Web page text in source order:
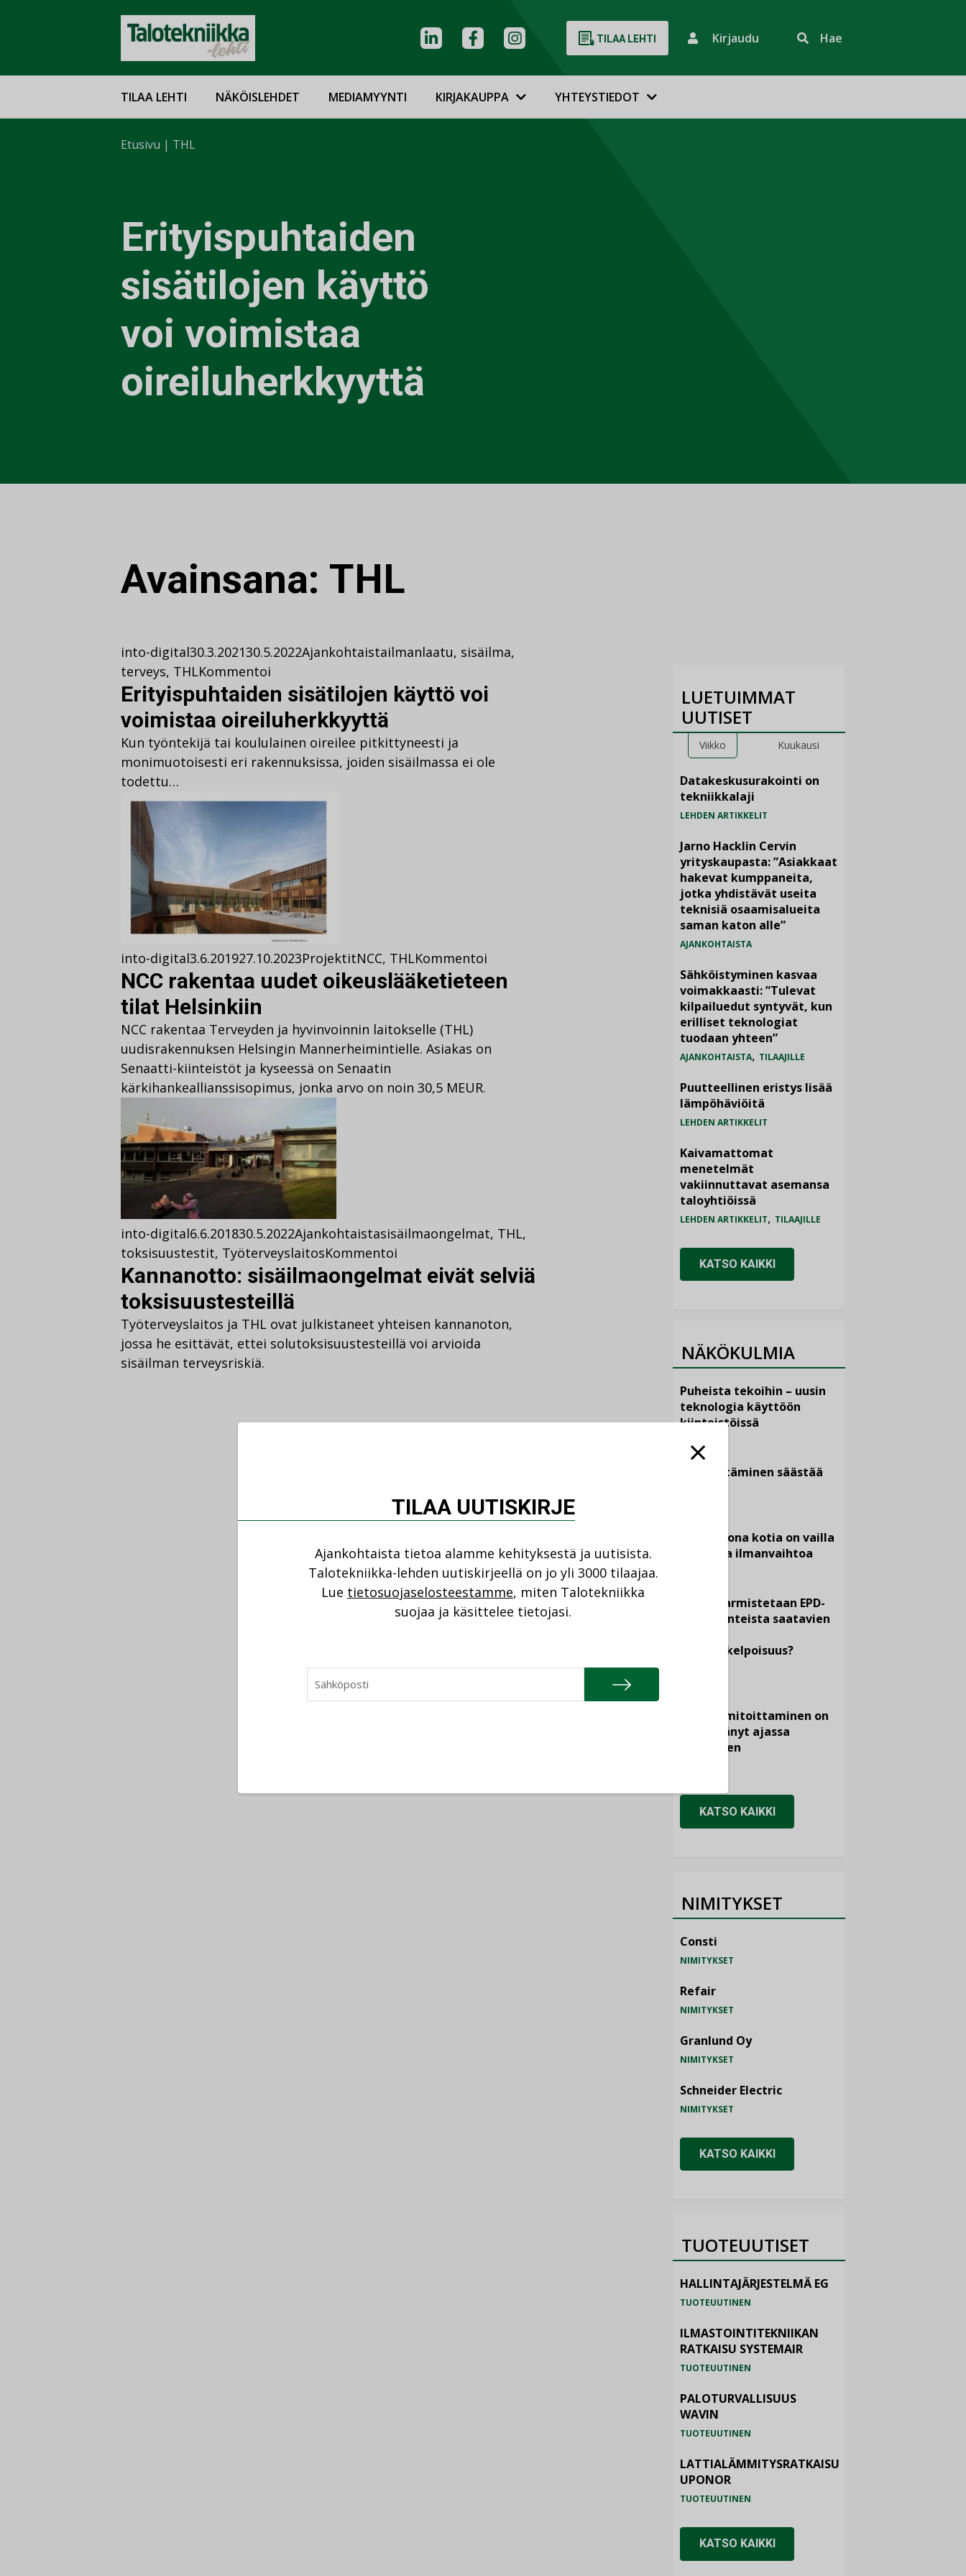
TILAA LEHTI Kirjaudu Hae
TILAA LEHTI NÄKÖISLEHDET MEDIAMYYNTI KIRJAKAUPPA YHTEYSTIEDOT
Etusivu | THL
Erityispuhtaiden
sisätilojen käyttö
voi voimistaa
oireiluherkkyyttä
Avainsana: THL
into-digital30.3.202130.5.2022Ajankohtaistailmanlaatu, sisäilma,
terveys, THLKommentoi
Erityispuhtaiden sisätilojen käyttö voi
voimistaa oireiluherkkyyttä
Kun työntekijä tai koululainen oireilee pitkittyneesti ja
monimuotoisesti eri rakennuksissa, joiden sisäilmassa ei ole
todettu…
into-digital3.6.201927.10.2023ProjektitNCC, THLKommentoi
NCC rakentaa uudet oikeuslääketieteen
tilat Helsinkiin
NCC rakentaa Terveyden ja hyvinvoinnin laitokselle (THL)
uudisrakennuksen Helsingin Mannerheimintielle. Asiakas on
Senaatti-kiinteistöt ja kyseessä on Senaatin
kärkihankeallianssisopimus, jonka arvo on noin 30,5 MEUR.
into-digital6.6.201830.5.2022Ajankohtaistasisäilmaongelmat, THL,
toksisuustestit, TyöterveyslaitosKommentoi
Kannanotto: sisäilmaongelmat eivät selviä
toksisuustesteillä
Työterveyslaitos ja THL ovat julkistaneet yhteisen kannanoton,
jossa he esittävät, ettei solutoksisuustesteillä voi arvioida
sisäilman terveysriskiä.
LUETUIMMAT
UUTISET
Viikko Kuukausi
Datakeskusurakointi on
tekniikkalaji
LEHDEN ARTIKKELIT
Jarno Hacklin Cervin
yrityskaupasta: ”Asiakkaat
hakevat kumppaneita,
jotka yhdistävät useita
teknisiä osaamisalueita
saman katon alle”
AJANKOHTAISTA
Sähköistyminen kasvaa
voimakkaasti: ”Tulevat
kilpailuedut syntyvät, kun
erilliset teknologiat
tuodaan yhteen”
AJANKOHTAISTA, TILAAJILLE
Puutteellinen eristys lisää
lämpöhäviöitä
LEHDEN ARTIKKELIT
Kaivamattomat
menetelmät
vakiinnuttavat asemansa
taloyhtiöissä
LEHDEN ARTIKKELIT, TILAAJILLE
KATSO KAIKKI
NÄKÖKULMIA
Puheista tekoihin – uusin
teknologia käyttöön
kiinteistöissä
Sähköistäminen säästää
Yli miljoona kotia on vailla
toimivaa ilmanvaihtoa
Miten varmistetaan EPD-
dokumenteista saatavien
vertailukelpoisuus?
viemärimitoittaminen on
jämähtänyt ajassa
paikalleen
KATSO KAIKKI
NIMITYKSET
Consti
NIMITYKSET
Refair
NIMITYKSET
Granlund Oy
NIMITYKSET
Schneider Electric
NIMITYKSET
KATSO KAIKKI
TUOTEUUTISET
HALLINTAJÄRJESTELMÄ EG
TUOTEUUTINEN
ILMASTOINTITEKNIIKAN
RATKAISU SYSTEMAIR
TUOTEUUTINEN
PALOTURVALLISUUS
WAVIN
TUOTEUUTINEN
LATTIALÄMMITYSRATKAISU
UPONOR
TUOTEUUTINEN
KATSO KAIKKI
TILAA UUTISKIRJE
Ajankohtaista tietoa alamme kehityksestä ja uutisista.
Talotekniikka-lehden uutiskirjeellä on jo yli 3000 tilaajaa.
Lue tietosuojaselosteestamme, miten Talotekniikka
suojaa ja käsittelee tietojasi.